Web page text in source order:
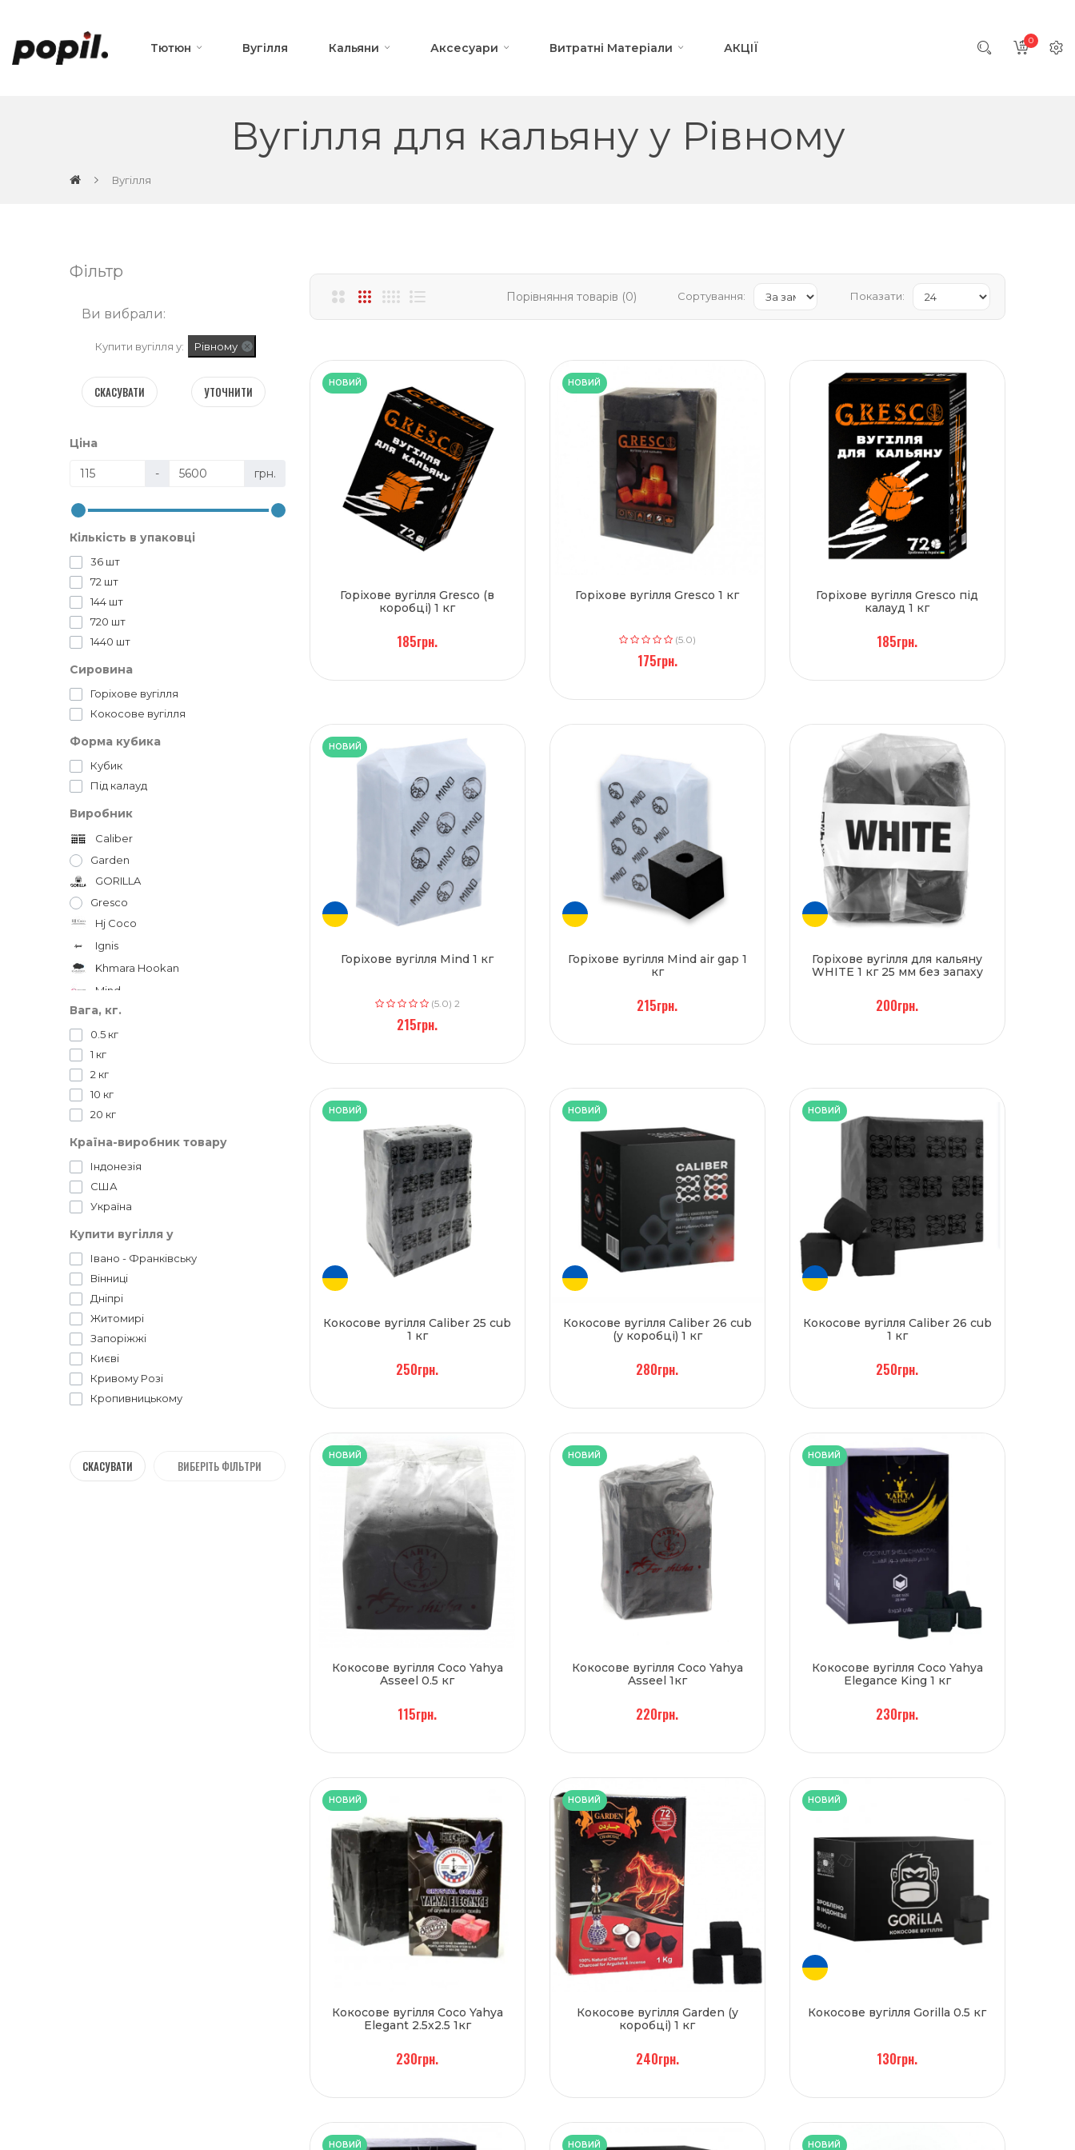
Тютюн Вугілля Кальяни Аксесуари Витратні Матеріали АКЦІЇ
0
Вугілля для кальяну у Рівному
Вугілля
Фільтр
Ви вибрали:
Купити вугілля у: Рівному
СКАСУВАТИ УТОЧНИТИ
Ціна
- грн.
Кількість в упаковці
36 шт
72 шт
144 шт
720 шт
1440 шт
Сировина
Горіхове вугілля
Кокосове вугілля
Форма кубика
Кубик
Під калауд
Виробник
Caliber
Garden
GORILLA
Gresco
Hj Coco
Ignis
Khmara Hookan
Mind
WHITE
Yahya
Вага, кг.
0.5 кг
1 кг
2 кг
10 кг
20 кг
Країна-виробник товару
Індонезія
США
Україна
Купити вугілля у
Івано - Франківську
Вінниці
Дніпрі
Житомирі
Запоріжжі
Києві
Кривому Розі
Кропивницькому
Миколаєві
Одесі
СКАСУВАТИ ВИБЕРІТЬ ФІЛЬТРИ
Порівняння товарів (0) Сортування: Показати:
НОВИЙ
Горіхове вугілля Gresco (в
коробці) 1 кг
185грн.
НОВИЙ
Горіхове вугілля Gresco 1 кг
(5.0)
175грн.
Горіхове вугілля Gresco під
калауд 1 кг
185грн.
НОВИЙ
Горіхове вугілля Mind 1 кг
(5.0) 2
215грн.
Горіхове вугілля Mind air gap 1
кг
215грн.
Горіхове вугілля для кальяну
WHITE 1 кг 25 мм без запаху
200грн.
НОВИЙ
Кокосове вугілля Caliber 25 cub
1 кг
250грн.
НОВИЙ
Кокосове вугілля Caliber 26 cub
(у коробці) 1 кг
280грн.
НОВИЙ
Кокосове вугілля Caliber 26 cub
1 кг
250грн.
НОВИЙ
Кокосове вугілля Coco Yahya
Asseel 0.5 кг
115грн.
НОВИЙ
Кокосове вугілля Coco Yahya
Asseel 1кг
220грн.
НОВИЙ
Кокосове вугілля Coco Yahya
Elegance King 1 кг
230грн.
НОВИЙ
Кокосове вугілля Coco Yahya
Elegant 2.5x2.5 1кг
230грн.
НОВИЙ
Кокосове вугілля Garden (у
коробці) 1 кг
240грн.
НОВИЙ
Кокосове вугілля Gorilla 0.5 кг
130грн.
НОВИЙ НОВИЙ НОВИЙ